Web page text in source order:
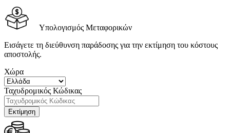
Υπολογισμός Μεταφορικών
Εισάγετε τη διεύθυνση παράδοσης για την εκτίμηση του κόστους
αποστολής.
Χώρα
Ταχυδρομικός Κώδικας